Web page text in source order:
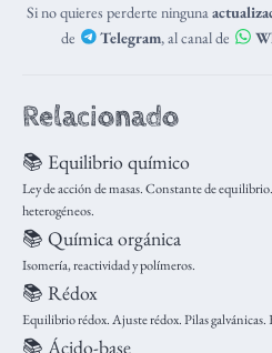
Si no quieres perderte ninguna
de
Telegram, al canal de
Relacionado
📚 Equilibrio químico
Ley de acción de masas. Constante de
heterogéneos.
📚 Química orgánica
Isomería, reactividad y polímeros.
📚 Rédox
Equilibrio rédox. Ajuste rédox. Pilas galvánicas.
📚 Ácido-base